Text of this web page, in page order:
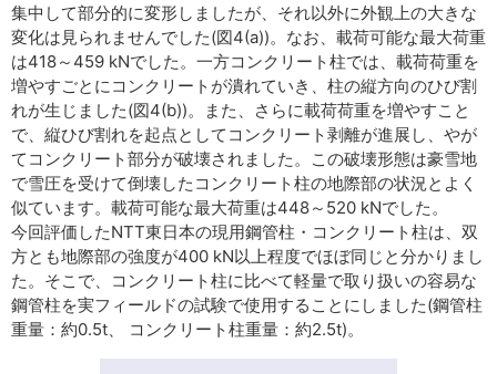
集中して部分的に変形しましたが、それ以外に外観上の大きな
変化は見られませんでした(図4(a))。なお、載荷可能な最大荷重
は418～459 kNでした。一方コンクリート柱では、載荷荷重を
増やすごとにコンクリートが潰れていき、柱の縦方向のひび割
れが生じました(図4(b))。また、さらに載荷荷重を増やすこと
で、縦ひび割れを起点としてコンクリート剥離が進展し、やが
てコンクリート部分が破壊されました。この破壊形態は豪雪地
で雪圧を受けて倒壊したコンクリート柱の地際部の状況とよく
似ています。載荷可能な最大荷重は448～520 kNでした。
今回評価したNTT東日本の現用鋼管柱・コンクリート柱は、双
方とも地際部の強度が400 kN以上程度でほぼ同じと分かりまし
た。そこで、コンクリート柱に比べて軽量で取り扱いの容易な
鋼管柱を実フィールドの試験で使用することにしました(鋼管柱
重量：約0.5t、 コンクリート柱重量：約2.5t)。